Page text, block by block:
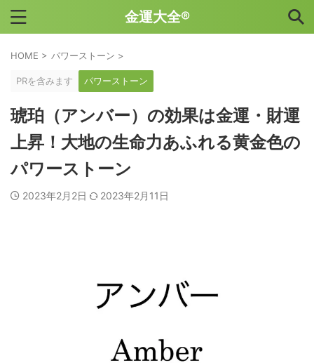
金運大全®
HOME > パワーストーン >
PRを含みます パワーストーン
琥珀（アンバー）の効果は金運・財運
上昇！大地の生命力あふれる黄金色の
パワーストーン
2023年2月2日 2023年2月11日